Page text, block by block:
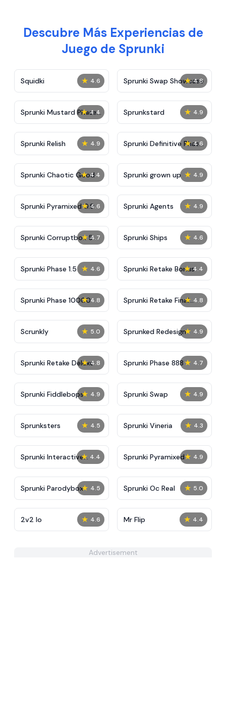
Descubre Más Experiencias de
Juego de Sprunki
★ 4.6
Squidki ★ 4.8
Sprunki Swap Showcase
★ 4.4
Sprunki Mustard Phase
2
★ 4.9
Sprunkstard
★ 4.9
Sprunki Relish ★ 4.6
Sprunki Definitive Phase
7
★ 4.4
Sprunki Chaotic Good ★ 4.9
Sprunki grown up
★ 4.6
Sprunki Pyramixed 0.9 ★ 4.9
Sprunki Agents
★ 4.7
Sprunki Corruptbox 5 ★ 4.6
Sprunki Ships
★ 4.6
Sprunki Phase 1.5 ★ 4.4
Sprunki Retake Bonus
★ 4.8
Sprunki Phase 10000 ★ 4.8
Sprunki Retake Final
Update
★ 5.0
Scrunkly ★ 4.9
Sprunked Redesign
★ 4.8
Sprunki Retake Deluxe ★ 4.7
Sprunki Phase 888
★ 4.9
Sprunki Fiddlebops ★ 4.9
Sprunki Swap
★ 4.5
Sprunksters ★ 4.3
Sprunki Vineria
★ 4.4
Sprunki Interactive
Tunner
★ 4.9
Sprunki Pyramixed
★ 4.5
Sprunki Parodybox ★ 5.0
Sprunki Oc Real
★ 4.6
2v2 Io ★ 4.4
Mr Flip
Advertisement